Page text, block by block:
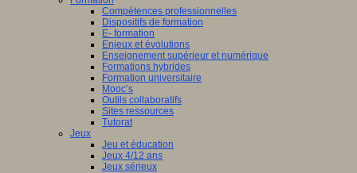
Compétences professionnelles
Dispositifs de formation
E- formation
Enjeux et évolutions
Enseignement supérieur et numérique
Formations hybrides
Formation universitaire
Mooc’s
Outils collaboratifs
Sites ressources
Tutorat
Jeux
Jeu et éducation
Jeux 4/12 ans
Jeux sérieux